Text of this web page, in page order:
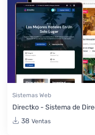
Sistemas Web
Directko - Sistema de
38 Ventas